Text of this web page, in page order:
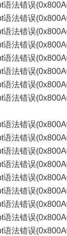
语法错误
语法错误
语法错误
语法错误
语法错误
语法错误
语法错误
语法错误
语法错误
语法错误
语法错误
语法错误
语法错误
语法错误
语法错误
语法错误
语法错误